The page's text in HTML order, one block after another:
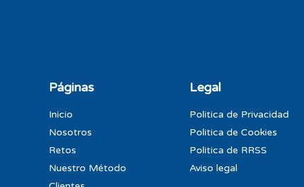
Páginas
Inicio
Nosotros
Retos
Nuestro Método
Legal
Politica de Privacidad
Politica de Cookies
Politica de RRSS
Aviso legal